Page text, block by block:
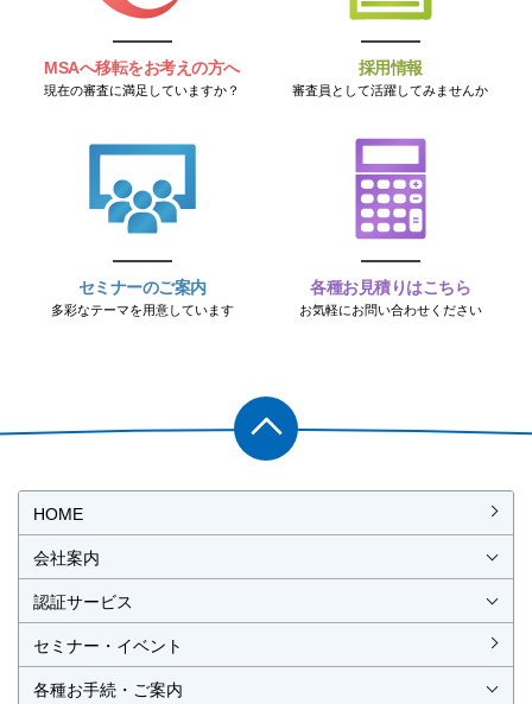
MSAへ移転をお考えの方へ
現在の審査に満足していますか？
採用情報
審査員として活躍してみませんか
セミナーのご案内
多彩なテーマを用意しています
各種お見積りはこちら
お気軽にお問い合わせください
HOME
会社案内
認証サービス
ISO認証（マネジメントシステム）
ISO 9001 （品質）
ISO 14001（環境）
ISO 55001（アセット）
ISO 45001（労働安全衛生）
ISO 27001（情報セキュリティ）
MSAの審査認証
ISOとは？
JIS製品認証
JIS製品認証の手続き
認証リスト
セミナー・イベント
各種お手続・ご案内